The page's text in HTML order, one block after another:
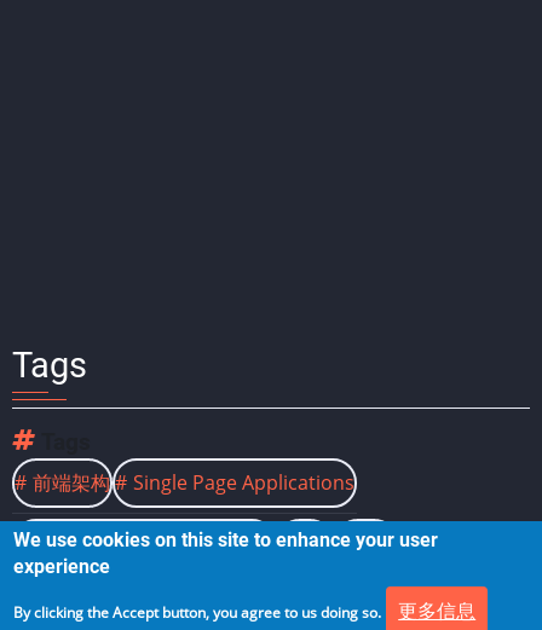
Tags
前端架构 Single Page Applications
Multiple Page Applications SPA MPA
We use cookies on this site to enhance your user
experience
By clicking the Accept button, you agree to us doing so. 更多信息